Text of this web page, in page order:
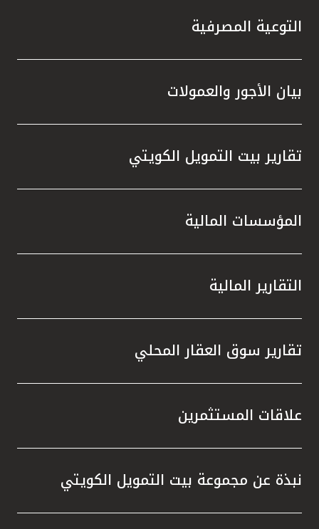
التوعية المصرفية
بيان الأجور والعمولات
تقارير بيت التمويل الكويتي
المؤسسات المالية
التقارير المالية
تقارير سوق العقار المحلي
علاقات المستثمرين
نبذة عن مجموعة بيت التمويل الكويتي